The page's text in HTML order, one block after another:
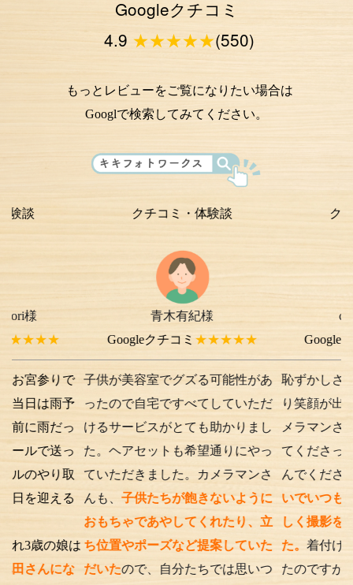
Googleクチコミ
4.9 ★★★★★(550)
もっとレビューをご覧になりたい場合は
Googlで検索してみてください。
で
予
っ
っ
取
る
娘は
な
クチコミ・体験談
青木有紀様
Googleクチコミ★★★★★
子供が美容室でグズる可能性があ
ったので自宅ですべてしていただ
けるサービスがとても助かりまし
た。ヘアセットも希望通りにやっ
ていただきました。カメラマンさ
んも、子供たちが飽きないように
おもちゃであやしてくれたり、立
ち位置やポーズなど提案していた
だいたので、自分たちでは思いつ
クチコミ・
様
Googleクチコミ
恥ずかしさから最初
り笑顔が出ない子供
メラマンさんが根気
てくださったり落ち
んでくださったり、
いでいつもの笑顔が
しく撮影を行うこと
た。着付けとアテン
たのですが、撮影時